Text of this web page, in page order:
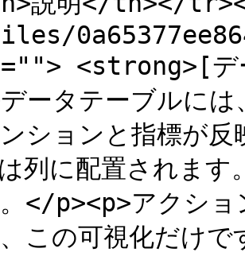
<strong>[デ
ータテーブルには
ションと指標が
列に配置されま
</p><p>アクシ
この可視化だけ